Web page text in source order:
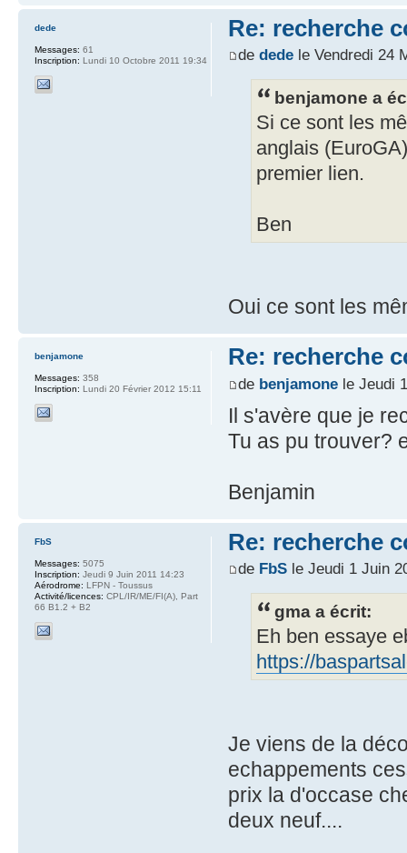
Re: recherche
de dedele Vendredi 24
benjamone a
Si ce sont les
anglais
premier lien.
Ben
Oui ce sont les
dede
Messages: 61
Inscription: Lundi 10 Octobre 2011 19:34
Re: recherche
de benjamonele Jeudi
Il s'avère que je
Tu as pu trouver?
Benjamin
benjamone
Messages: 358
Inscription: Lundi 20 Février 2012 15:11
Re: recherche
de FbSle Jeudi 1 Juin
gma a écrit:
Eh ben essaye
https://
Je viens de la
echappements
prix la d'occase
deux neuf....
FbS
Messages: 5075
Inscription: Jeudi 9 Juin 2011 14:23
Aérodrome: LFPN - Toussus
Activité/licences: CPL/IR/ME/FI(A), Part
66 B1.2 + B2